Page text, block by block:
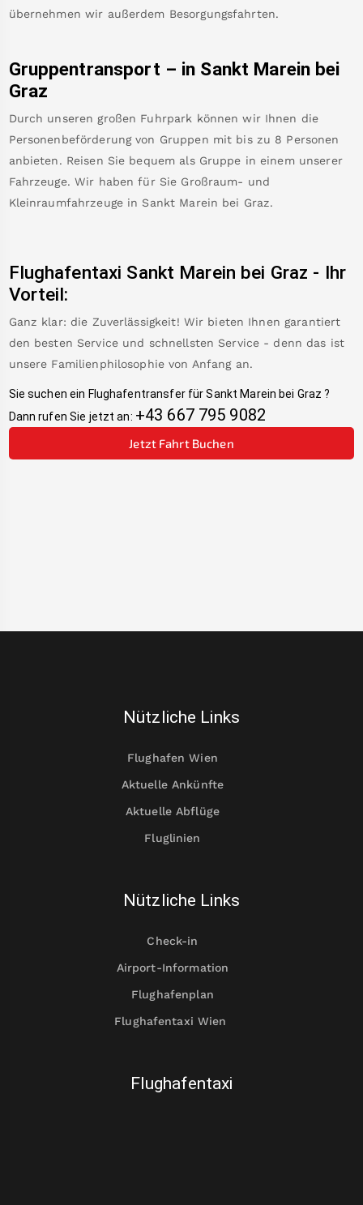
übernehmen wir außerdem Besorgungsfahrten.
Gruppentransport – in Sankt Marein bei
Graz
Durch unseren großen Fuhrpark können wir Ihnen die
Personenbeförderung von Gruppen mit bis zu 8 Personen
anbieten. Reisen Sie bequem als Gruppe in einem unserer
Fahrzeuge. Wir haben für Sie Großraum- und
Kleinraumfahrzeuge in Sankt Marein bei Graz.
Flughafentaxi Sankt Marein bei Graz - Ihr
Vorteil:
Ganz klar: die Zuverlässigkeit! Wir bieten Ihnen garantiert
den besten Service und schnellsten Service - denn das ist
unsere Familienphilosophie von Anfang an.
Sie suchen ein Flughafentransfer für Sankt Marein bei Graz ?
Dann rufen Sie jetzt an: +43 667 795 9082
Jetzt Fahrt Buchen
Nützliche Links
Flughafen Wien
Aktuelle Ankünfte
Aktuelle Abflüge
Fluglinien
Nützliche Links
Check-in
Airport-Information
Flughafenplan
Flughafentaxi Wien
Flughafentaxi